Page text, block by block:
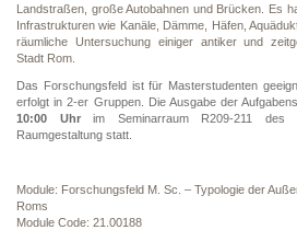
Landstraßen, große Autobahnen und Brücken. Es
Infrastrukturen wie Kanäle, Dämme, Häfen,
räumliche Untersuchung einiger antiker und
Stadt Rom.
Das Forschungsfeld ist für Masterstudenten
erfolgt in 2-er Gruppen. Die Ausgabe der
10:00 Uhrim Seminarraum R209-211 des
Raumgestaltung statt.
Module: Forschungsfeld M. Sc. – Typologie der
Roms
Module Code: 21.00188